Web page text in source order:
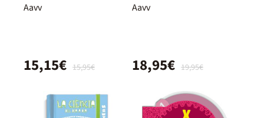
Aavv
15,95€
15,15€
Aavv
19,95€
18,95€